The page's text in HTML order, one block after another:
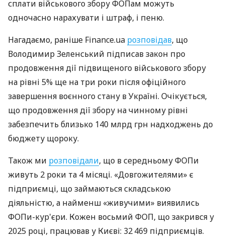
сплати військового збору ФОПам можуть
одночасно нарахувати і штраф, і пеню.
Нагадаємо, раніше Finance.ua розповідав, що
Володимир Зеленський підписав закон про
продовження дії підвищеного військового збору
на рівні 5% ще на три роки після офіційного
завершення воєнного стану в Україні. Очікується,
що продовження дії збору на чинному рівні
забезпечить близько 140 млрд грн надходжень до
бюджету щороку.
Також ми розповідали, що в середньому ФОПи
живуть 2 роки та 4 місяці. «Довгожителями» є
підприємці, що займаються складською
діяльністю, а найменш «живучими» виявились
ФОПи-кур'єри. Кожен восьмий ФОП, що закрився у
2025 році, працював у Києві: 32 469 підприємців.